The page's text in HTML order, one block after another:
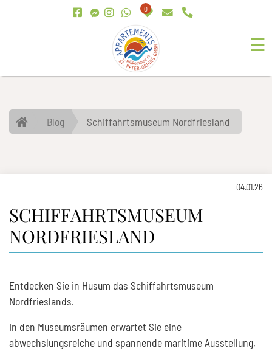
0
☰
Blog Schiffahrtsmuseum Nordfriesland
04.01.26
SCHIFFAHRTSMUSEUM
NORDFRIESLAND
Entdecken Sie in Husum das Schiffahrtsmuseum
Nordfrieslands.
In den Museumsräumen erwartet Sie eine
abwechslungsreiche und spannende maritime Ausstellung,